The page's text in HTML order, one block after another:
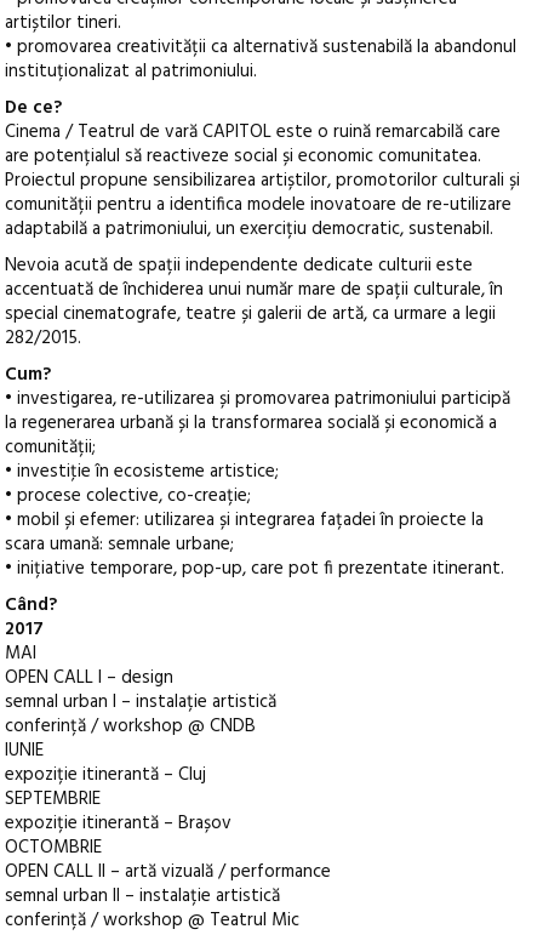
artiștilor tineri.
• promovarea creativității ca alternativă sustenabilă la abandonul
instituționalizat al patrimoniului.
De ce?
Cinema / Teatrul de vară CAPITOL este o ruină remarcabilă care
are potențialul să reactiveze social și economic comunitatea.
Proiectul propune sensibilizarea artiștilor, promotorilor culturali și
comunității pentru a identifica modele inovatoare de re-utilizare
adaptabilă a patrimoniului, un exercițiu democratic, sustenabil.
Nevoia acută de spații independente dedicate culturii este
accentuată de închiderea unui număr mare de spații culturale, în
special cinematografe, teatre și galerii de artă, ca urmare a legii
282/2015.
Cum?
• investigarea, re-utilizarea și promovarea patrimoniului participă
la regenerarea urbană și la transformarea socială și economică a
comunității;
• investiţie în ecosisteme artistice;
• procese colective, co-creație;
• mobil și efemer: utilizarea și integrarea fațadei în proiecte la
scara umană: semnale urbane;
• inițiative temporare, pop-up, care pot fi prezentate itinerant.
Când?
2017
MAI
OPEN CALL I – design
semnal urban I – instalație artistică
conferință / workshop @ CNDB
IUNIE
expoziție itinerantă – Cluj
SEPTEMBRIE
expoziție itinerantă – Brașov
OCTOMBRIE
OPEN CALL II – artă vizuală / performance
semnal urban II – instalație artistică
conferință / workshop @ Teatrul Mic